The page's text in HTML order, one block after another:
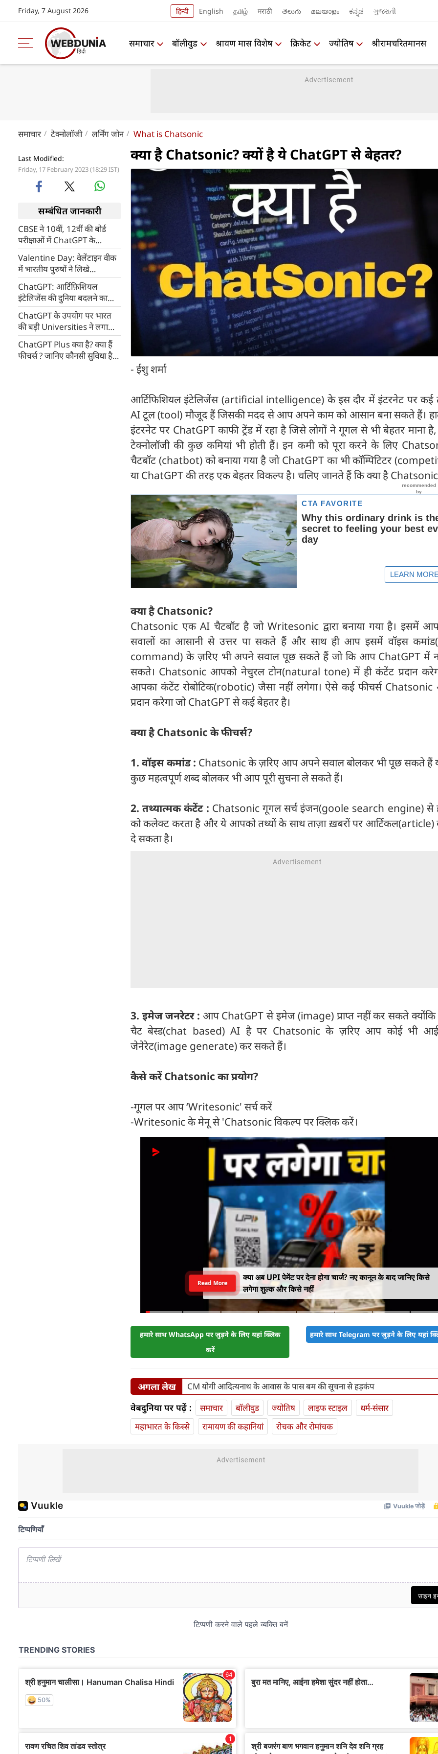
Friday, 7 August 2026 हिन्दी English தமிழ் मराठी తెలుగు മലയാളം ಕನ್ನಡ ગુજરાતી
समाचार बॉलीवुड श्रावण मास विशेष क्रिकेट ज्योतिष श्रीरामचरितमानस
समाचार टेक्नोलॉजी लर्निंग जोन What is Chatsonic
Last Modified:
Friday, 17 February 2023 (18:29 IST)
सम्बंधित जानकारी
CBSE ने 10वीं, 12वीं की बोर्ड
परीक्षाओं में ChatGPT के
इस्तेमाल पर रोक लगाई
Valentine Day: वेलेंटाइन वीक
में भारतीय पुरुषों ने लिखे
ChatGPT की मदद से प्रेम पत्र
ChatGPT: आर्टिफ़िशियल
इंटेलिजेंस की दुनिया बदलने का
ख़्वाब देखने वाला शख़्स
ChatGPT के उपयोग पर भारत
की बड़ी Universities ने लगाया
बैन, जानिए क्यों उठाया कदम?
ChatGPT Plus क्या है? क्या हैं
फीचर्स ? जानिए कौनसी सुविधा है
क्या है Chatsonic? क्यों है ये ChatGPT से बेहतर?
- ईशु शर्मा
आर्टिफिशियल इंटेलिजेंस (artificial intelligence) के इस दौर में इंटरनेट पर कई
AI टूल (tool) मौजूद हैं जिसकी मदद से आप अपने काम को आसान बना सकते हैं।
इंटरनेट पर ChatGPT काफी ट्रेंड में रहा है जिसे लोगों ने गूगल से भी बेहतर माना
टेक्नोलॉजी की कुछ कमियां भी होती हैं। इन कमी को पूरा करने के लिए
चैटबॉट (chatbot) को बनाया गया है जो ChatGPT का भी कॉम्पिटिटर
या ChatGPT की तरह एक बेहतर विकल्प है। चलिए जानते हैं कि क्या है
क्या है Chatsonic?
Chatsonic एक AI चैटबॉट है जो Writesonic द्वारा बनाया गया है। इसमें
सवालों का आसानी से उत्तर पा सकते हैं और साथ ही आप इसमें वॉइस
command) के ज़रिए भी अपने सवाल पूछ सकते हैं जो कि आप ChatGPT में
सकते। Chatsonic आपको नेचुरल टोन(natural tone) में ही कंटेंट प्रदान
आपका कंटेंट रोबोटिक(robotic) जैसा नहीं लगेगा। ऐसे कई फीचर्स
प्रदान करेगा जो ChatGPT से कई बेहतर है।
क्या है Chatsonic के फीचर्स?
1. वॉइस कमांड : Chatsonic के ज़रिए आप अपने सवाल बोलकर भी पूछ सकते हैं
कुछ महत्वपूर्ण शब्द बोलकर भी आप पूरी सुचना ले सकते हैं।
2. तथ्यात्मक कंटेंट : Chatsonic गूगल सर्च इंजन(goole search engine) से
को कलेक्ट करता है और ये आपको तथ्यों के साथ ताज़ा ख़बरों पर आर्टिकल(article)
दे सकता है।
3. इमेज जनरेटर : आप ChatGPT से इमेज (image) प्राप्त नहीं कर सकते
चैट बेस्ड(chat based) AI है पर Chatsonic के ज़रिए आप कोई भी
जेनेरेट(image generate) कर सकते हैं।
कैसे करें Chatsonic का प्रयोग?
-गूगल पर आप ‘Writesonic' सर्च करें
-Writesonic के मेनू से 'Chatsonic विकल्प पर क्लिक करें।
क्या अब UPI पेमेंट पर देना होगा चार्ज? नए कानून के बाद जानिए किसे
लगेगा शुल्क और किसे नहीं
Read More
हमारे साथ WhatsApp पर जुड़ने के लिए यहां क्लिक
करें
हमारे साथ Telegram पर जुड़ने के लिए यहां
अगला लेख CM योगी आदित्यनाथ के आवास के पास बम की सूचना से हड़कंप
वेबदुनिया पर पढ़ें : समाचार बॉलीवुड ज्योतिष लाइफ स्‍टाइल
धर्म-संसार
महाभारत के किस्से
रामायण की कहानियां रोचक और रोमांचक